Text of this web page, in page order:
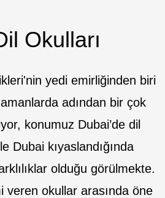
Okulları
yedi emirliğinden biri
adından bir çok
konumuz Dubai’de dil
Dubai kıyaslandığında
olduğu görülmekte.
veren okullar arasında öne